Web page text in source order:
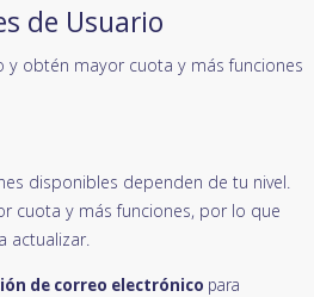
de Usuario
y obtén mayor cuota y más funciones
disponibles dependen de tu nivel.
cuota y más funciones, por lo que
actualizar.
de correo electrónico para